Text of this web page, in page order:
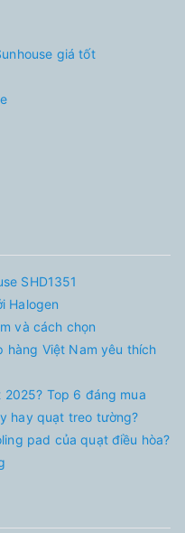
giá tốt
SHD1351
Halogen
và cách chọn
hàng Việt Nam yêu thích
Top 6 đáng mua
hay quạt treo tường?
pad của quạt điều hòa?